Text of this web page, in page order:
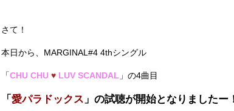
さて！
本日から、MARGINAL#4 4thシングル
「CHU CHU ♥ LUV SCANDAL 」の4曲目
「 愛パラドックス 」の試聴が開始となりましたー